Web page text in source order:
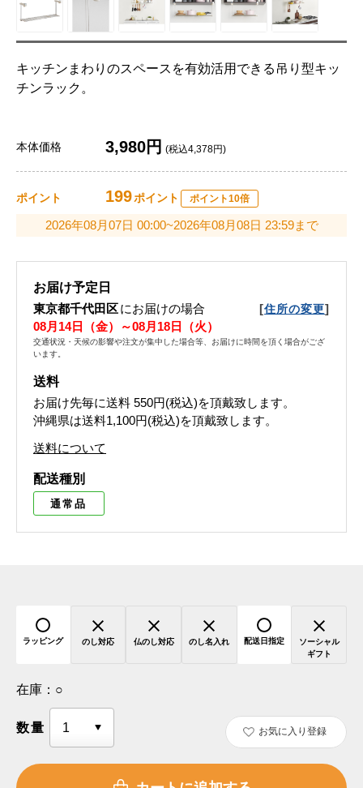
キッチンまわりのスペースを有効活用できる吊り型キッ
チンラック。
本体価格 3,980円 (税込4,378円)
ポイント 199ポイント ポイント10倍
2026年08月07日 00:00~2026年08月08日 23:59まで
お届け予定日
東京都千代田区にお届けの場合 [住所の変更]
08月14日（金）～08月18日（火）
交通状況・天候の影響や注文が集中した場合等、お届けに時間を頂く場合がござ
います。
送料
お届け先毎に送料 550円(税込)を頂戴致します。
沖縄県は送料1,100円(税込)を頂戴致します。
送料について
配送種別
通常品
ラッピング のし対応 仏のし対応 のし名入れ 配送日指定
ソーシャル
ギフト
在庫： ○
数量 お気に入り登録